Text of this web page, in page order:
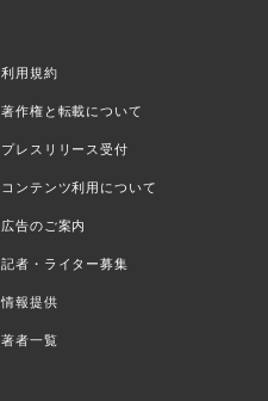
利用規約
著作権と転載について
プレスリリース受付
コンテンツ利用について
広告のご案内
記者・ライター募集
情報提供
著者一覧